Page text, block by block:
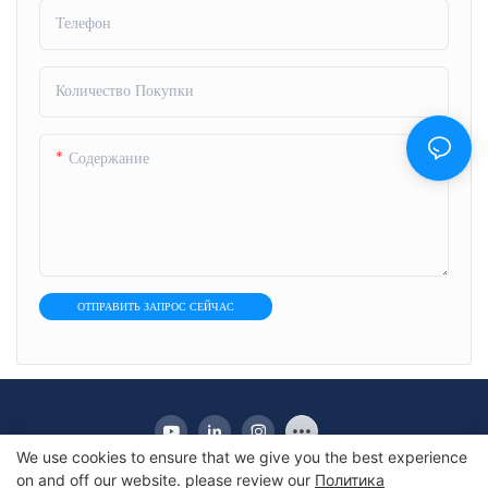
Телефон
Количество Покупки
Содержание
ОТПРАВИТЬ ЗАПРОС СЕЙЧАС
We use cookies to ensure that we give you the best experience
on and off our website. please review our Политика